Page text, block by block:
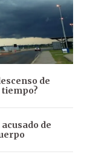
de
tiempo?
de